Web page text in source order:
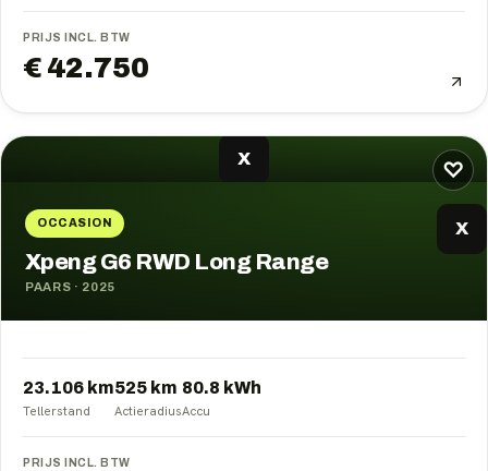
PRIJS INCL. BTW
€ 42.750
♡
X
OCCASION X
Xpeng G6 RWD Long Range
PAARS · 2025
23.106 km
Tellerstand
525 km
Actieradius
80.8 kWh
Accu
PRIJS INCL. BTW